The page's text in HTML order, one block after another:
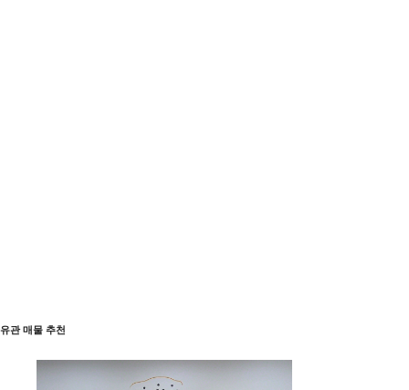
유관 매물 추천